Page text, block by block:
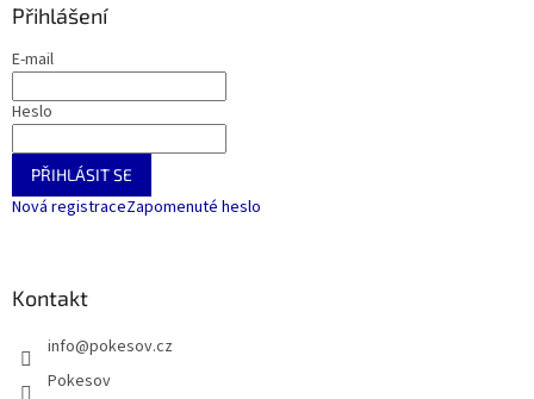
Přihlášení
E-mail
Heslo
PŘIHLÁSIT SE
Nová registraceZapomenuté heslo
Kontakt
info@pokesov.cz
Pokesov